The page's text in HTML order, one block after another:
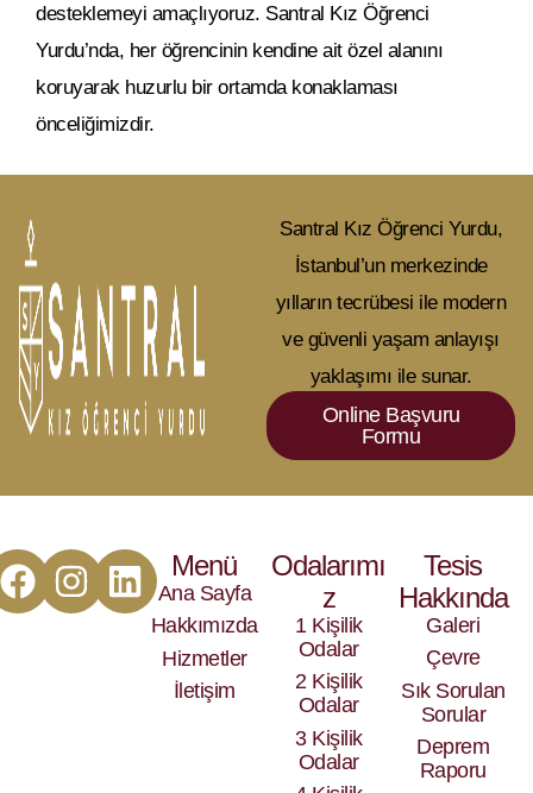
desteklemeyi amaçlıyoruz. Santral Kız Öğrenci
Yurdu’nda, her öğrencinin kendine ait özel alanını
koruyarak huzurlu bir ortamda konaklaması
önceliğimizdir.
Santral Kız Öğrenci Yurdu,
İstanbul’un merkezinde
yılların tecrübesi ile modern
ve güvenli yaşam anlayışı
yaklaşımı ile sunar.
Online Başvuru
Formu
Menü
Ana Sayfa
Hakkımızda
Hizmetler
İletişim
Odalarımı
z
1 Kişilik
Odalar
2 Kişilik
Odalar
3 Kişilik
Odalar
Tesis
Hakkında
Galeri
Çevre
Sık Sorulan
Sorular
Deprem
Raporu